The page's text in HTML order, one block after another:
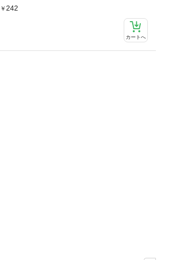
242
カートへ